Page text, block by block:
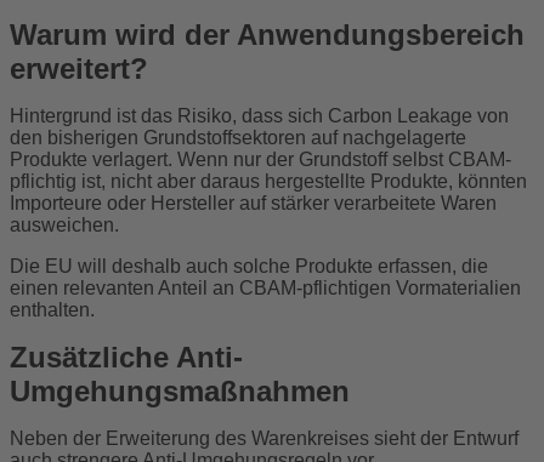
Warum wird der Anwendungsbereich
erweitert?
Hintergrund ist das Risiko, dass sich Carbon Leakage von
den bisherigen Grundstoffsektoren auf nachgelagerte
Produkte verlagert. Wenn nur der Grundstoff selbst CBAM-
pflichtig ist, nicht aber daraus hergestellte Produkte, könnten
Importeure oder Hersteller auf stärker verarbeitete Waren
ausweichen.
Die EU will deshalb auch solche Produkte erfassen, die
einen relevanten Anteil an CBAM-pflichtigen Vormaterialien
enthalten.
Zusätzliche Anti-
Umgehungsmaßnahmen
Neben der Erweiterung des Warenkreises sieht der Entwurf